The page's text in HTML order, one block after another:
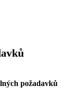
požadavků